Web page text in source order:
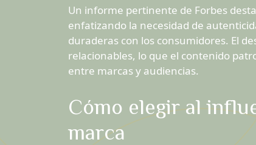
Un informe pertinente de Forbes
enfatizando la necesidad de
duraderas con los consumidores. El
relacionables, lo que el contenido
entre marcas y audiencias.
Cómo elegir al
marca